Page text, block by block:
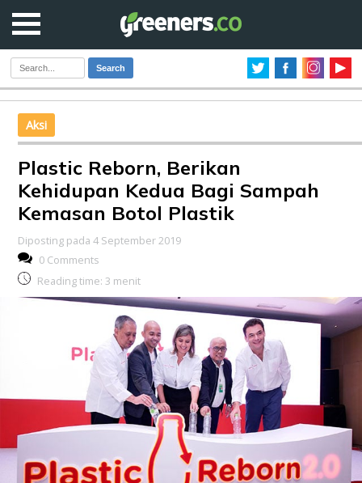
Search
Aksi
Plastic Reborn, Berikan
Kehidupan Kedua Bagi Sampah
Kemasan Botol Plastik
Diposting pada 4 September 2019
0 Comments
Reading time: 3 menit